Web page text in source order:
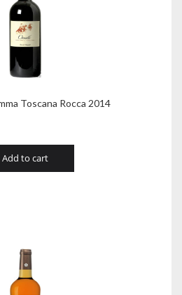
Toscana Rocca 2014
Add to cart